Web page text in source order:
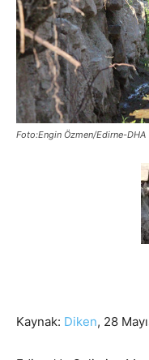
Foto:Engin Özmen/Edirne-DHA
Kaynak: Diken, 28